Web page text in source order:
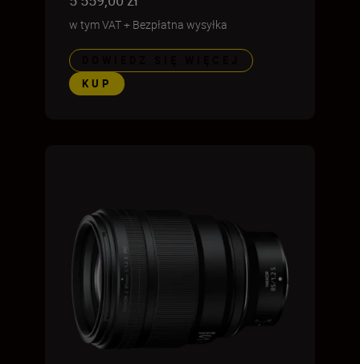
w tym VAT+ Bezpłatna wysyłka
KUP